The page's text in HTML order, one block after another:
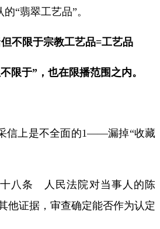
的“翡翠工艺品”。
但不限于宗教工艺品=工艺品
限于” ，也在限播范围之内。
信上是不全面的1——漏掉“收藏
十八条 人民法院对当事人的陈
他证据，审查确定能否作为认定